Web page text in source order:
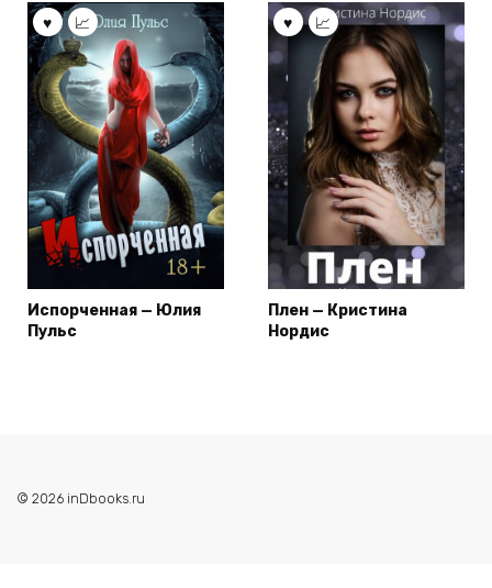
Испорченная — Юлия
Пульс
Плен — Кристина
Нордис
© 2026 inDbooks.ru